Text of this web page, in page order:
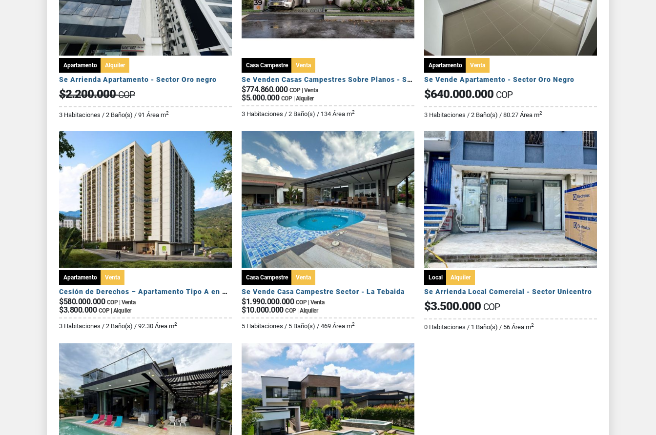
Apartamento Alquiler
Se Arrienda Apartamento - Sector Oro negro
$2.200.000COP
3 Habitaciones / 2 Baño(s) / 91 Área m2
Casa Campestre Venta
Se Venden Casas Campestres Sobre Planos - Sector Circasia
$774.860.000 COP | Venta
$5.000.000 COP | Alquiler
3 Habitaciones / 2 Baño(s) / 134 Área m2
Apartamento Venta
Se Vende Apartamento - Sector Oro Negro
$640.000.000 COP
3 Habitaciones / 2 Baño(s) / 80.27 Área m2
Apartamento Venta
Cesión de Derechos – Apartamento Tipo A en Seroa | Avenida Centenario
$580.000.000 COP | Venta
$3.800.000 COP | Alquiler
3 Habitaciones / 2 Baño(s) / 92.30 Área m2
Casa Campestre Venta
Se Vende Casa Campestre Sector - La Tebaida
$1.990.000.000 COP | Venta
$10.000.000 COP | Alquiler
5 Habitaciones / 5 Baño(s) / 469 Área m2
Local Alquiler
Se Arrienda Local Comercial - Sector Unicentro
$3.500.000 COP
0 Habitaciones / 1 Baño(s) / 56 Área m2